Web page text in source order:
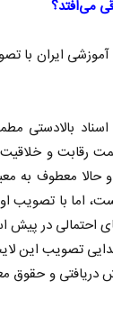
می‌افتد؟
آموزشی ایران
بالادستی
رقابت و خلاقیت
و حالا معطوف
اما با تصویب
در پیش
تصویب این
دریافتی و حقوق